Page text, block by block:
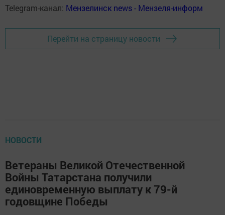
Telegram-канал: Мензелинск news - Мензеля-информ
Перейти на страницу новости
НОВОСТИ
Ветераны Великой Отечественной
Войны Татарстана получили
единовременную выплату к 79-й
годовщине Победы